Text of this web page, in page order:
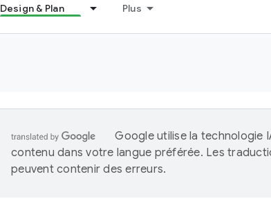
Design & Plan Plus
Google utilise la technologie
contenu dans votre langue préférée. Les
peuvent contenir des erreurs.